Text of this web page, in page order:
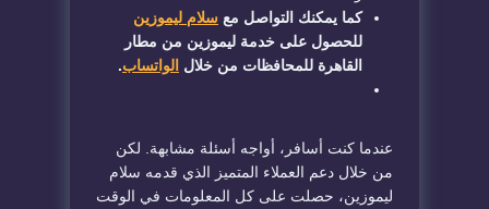
كما يمكنك التواصل مع سلام ليموزين
للحصول على خدمة ليموزين من مطار
القاهرة للمحافظات من خلال الواتساب.
عندما كنت أسافر، أواجه أسئلة مشابهة. لكن
من خلال دعم العملاء المتميز الذي قدمه سلام
ليموزين، حصلت على كل المعلومات في الوقت